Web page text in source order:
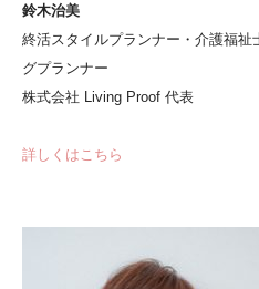
鈴木治美
終活スタイルプランナー・介護福
グプランナー
株式会社 Living Proof 代表
詳しくはこちら